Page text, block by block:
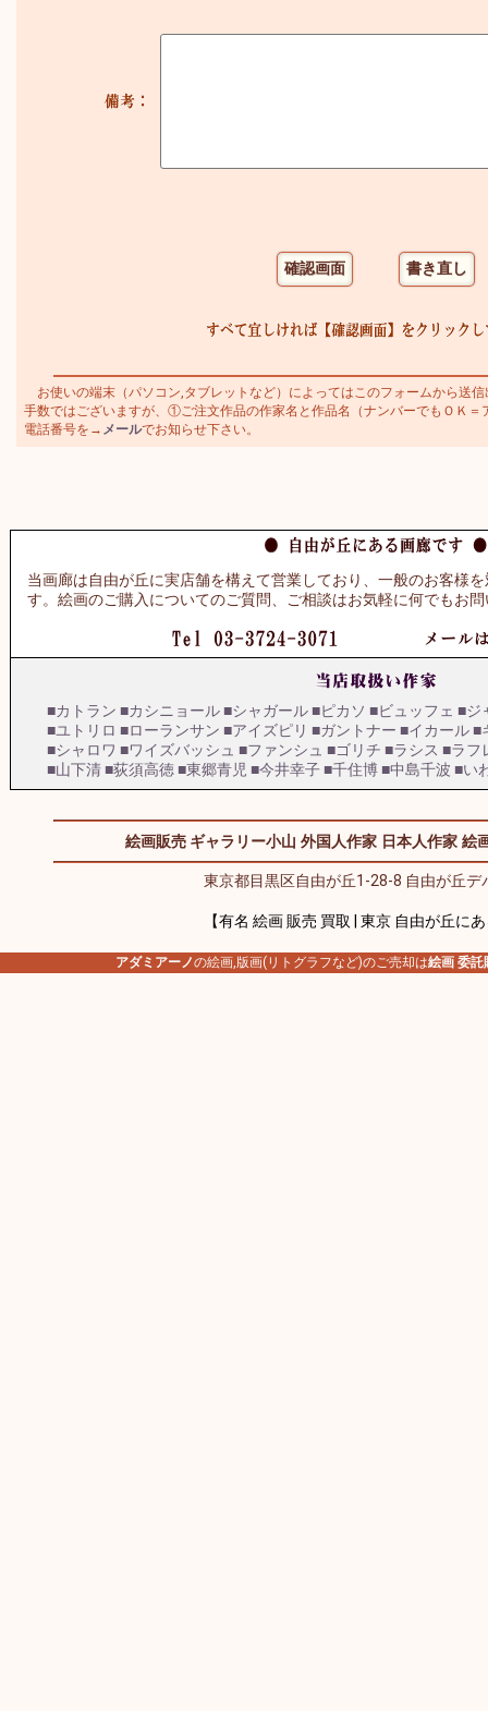
お使いの端末（パソコン,タブレットなど）によってはこのフォームから送
手数ではございますが、①ご注文作品の作家名と作品名（ナンバーでもＯＫ
電話番号を→ メールでお知らせ下さい。
当画廊は自由が丘に実店舗を構えて営業しており、一般のお客様
す。絵画のご購入についてのご質問、ご相談はお気軽に何でもお
■カトラン ■カシニョール■シャガール■ピカソ ■ビュッフェ ■ジ
■ユトリロ ■ローランサン ■アイズピリ ■ガントナー ■イカール■
■シャロワ ■ワイズバッシュ ■ファンシュ ■ゴリチ ■ラシス ■ラフ
■山下清■荻須高徳■東郷青児 ■今井幸子■千住博■中島千波 ■い
絵画販売 ギャラリー小山 外国人作家 日本人作家 絵
東京都目黒区自由が丘1-28-8 自由が丘デ
【有名 絵画 販売 買取 | 東京 自由が丘に
アダミアーノの絵画,版画(リトグラフなど)のご売却は絵画 委託